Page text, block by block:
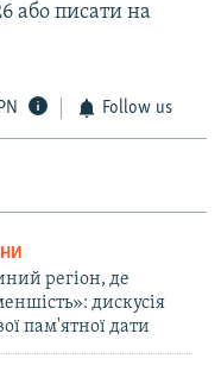
або писати на
Follow us
регіон, де
дискусія
пам'ятної дати